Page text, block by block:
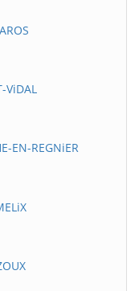
ViDAL
EN-REGNiER